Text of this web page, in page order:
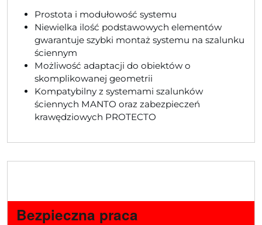
Prostota i modułowość systemu
Niewielka ilość podstawowych elementów
gwarantuje szybki montaż systemu na szalunku
ściennym
Możliwość adaptacji do obiektów o
skomplikowanej geometrii
Kompatybilny z systemami szalunków
ściennych MANTO oraz zabezpieczeń
krawędziowych PROTECTO
Bezpieczna praca